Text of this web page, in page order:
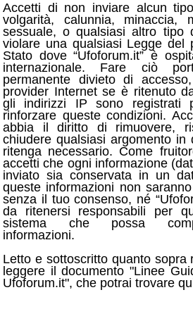
Accetti di non inviare alcun
volgarità, calunnia, minaccia,
sessuale, o qualsiasi altro tipo
violare una qualsiasi Legge del
Stato dove “Ufoforum.it” è
internazionale. Fare ciò
permanente divieto di
provider Internet se è ritenuto
gli indirizzi IP sono registrati
rinforzare queste condizioni.
abbia il diritto di rimuovere,
chiudere qualsiasi argomento in
ritenga necessario. Come
accetti che ogni informazione
inviato sia conservata in un
queste informazioni non
senza il tuo consenso, né
da ritenersi responsabili per
sistema che possa
informazioni.
Letto e sottoscritto quanto sopra
leggere il documento "Linee
Ufoforum.it", che potrai trovare